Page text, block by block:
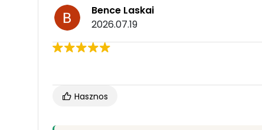
Bence Laskai
2026.07.19
Hasznos